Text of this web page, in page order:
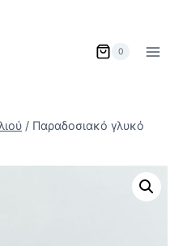
0
/ Παραδοσιακό γλυκό